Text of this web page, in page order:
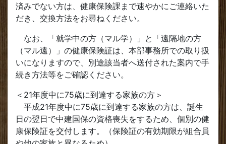
済みでない方は、健康保険課まで速やかにご連絡いた
だき、交換方法をお尋ねください。
なお、「就学中の方（マル学）」と「遠隔地の方
（マル遠）」の健康保険証は、本部事務所での取り扱
いになりますので、別途該当者へ送付された案内で手
続き方法等をご確認ください。
＜21年度中に75歳に到達する家族の方＞
平成21年度中に75歳に到達する家族の方は、誕生
日の翌日で中建国保の資格喪失をするため、個別の健
康保険証を交付します。（保険証の有効期限が組合員